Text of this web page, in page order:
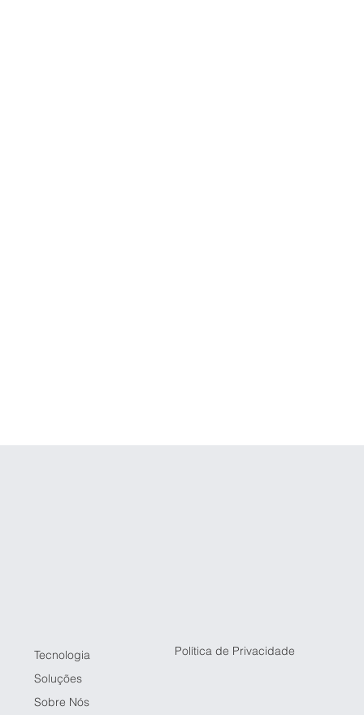
Tecnologia
Soluções
Sobre Nós
Política de Privacidade